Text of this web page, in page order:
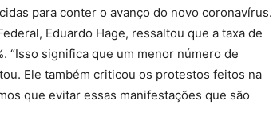
para conter o avanço do novo coronavírus.
Eduardo Hage, ressaltou que a taxa de
“Isso significa que um menor número de
Ele também criticou os protestos feitos na
que evitar essas manifestações que são